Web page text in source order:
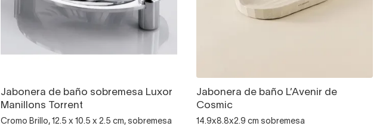
Jabonera de baño sobremesa Luxor
Manillons Torrent
Cromo Brillo, 12.5 x 10.5 x 2.5 cm, sobremesa
Jabonera de baño L’Avenir de
Cosmic
14.9x8.8x2.9 cm sobremesa